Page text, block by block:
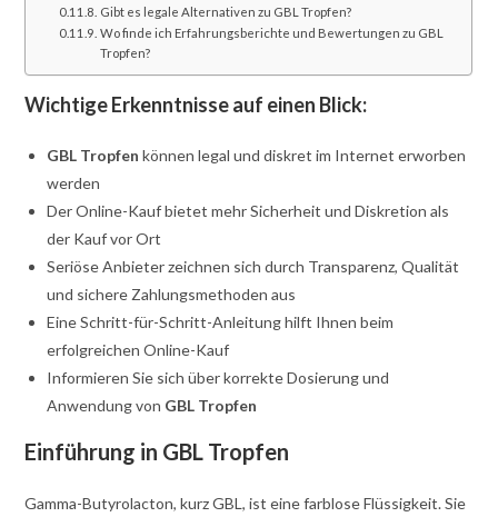
Gibt es legale Alternativen zu GBL Tropfen?
Wo finde ich Erfahrungsberichte und Bewertungen zu GBL
Tropfen?
Wichtige Erkenntnisse auf einen Blick:
GBL Tropfen können legal und diskret im Internet erworben
werden
Der Online-Kauf bietet mehr Sicherheit und Diskretion als
der Kauf vor Ort
Seriöse Anbieter zeichnen sich durch Transparenz, Qualität
und sichere Zahlungsmethoden aus
Eine Schritt-für-Schritt-Anleitung hilft Ihnen beim
erfolgreichen Online-Kauf
Informieren Sie sich über korrekte Dosierung und
Anwendung von GBL Tropfen
Einführung in GBL Tropfen
Gamma-Butyrolacton, kurz GBL, ist eine farblose Flüssigkeit. Sie